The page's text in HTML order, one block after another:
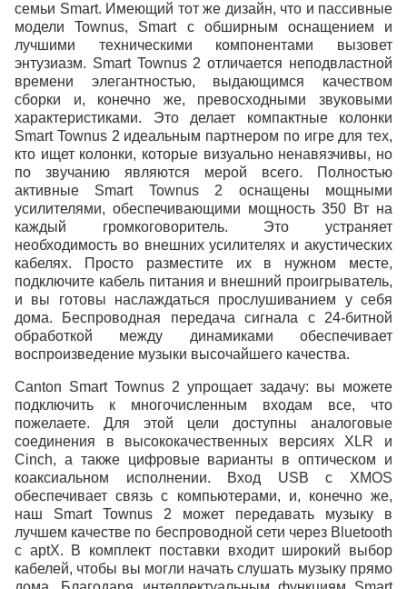
семьи Smart. Имеющий тот же дизайн, что и пассивные
модели Townus, Smart с обширным оснащением и
лучшими техническими компонентами вызовет
энтузиазм. Smart Townus 2 отличается неподвластной
времени элегантностью, выдающимся качеством
сборки и, конечно же, превосходными звуковыми
характеристиками. Это делает компактные колонки
Smart Townus 2 идеальным партнером по игре для тех,
кто ищет колонки, которые визуально ненавязчивы, но
по звучанию являются мерой всего. Полностью
активные Smart Townus 2 оснащены мощными
усилителями, обеспечивающими мощность 350 Вт на
каждый громкоговоритель. Это устраняет
необходимость во внешних усилителях и акустических
кабелях. Просто разместите их в нужном месте,
подключите кабель питания и внешний проигрыватель,
и вы готовы наслаждаться прослушиванием у себя
дома. Беспроводная передача сигнала с 24-битной
обработкой между динамиками обеспечивает
воспроизведение музыки высочайшего качества.
Canton Smart Townus 2 упрощает задачу: вы можете
подключить к многочисленным входам все, что
пожелаете. Для этой цели доступны аналоговые
соединения в высококачественных версиях XLR и
Cinch, а также цифровые варианты в оптическом и
коаксиальном исполнении. Вход USB с XMOS
обеспечивает связь с компьютерами, и, конечно же,
наш Smart Townus 2 может передавать музыку в
лучшем качестве по беспроводной сети через Bluetooth
с aptX. В комплект поставки входит широкий выбор
кабелей, чтобы вы могли начать слушать музыку прямо